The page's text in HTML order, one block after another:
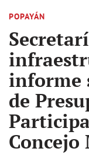
POPAYÁN
informe
de